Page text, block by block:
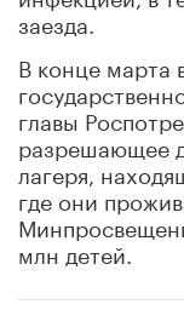
заезда.
В конце марта
главы
разрешающее
лагеря,
где они
млн детей.